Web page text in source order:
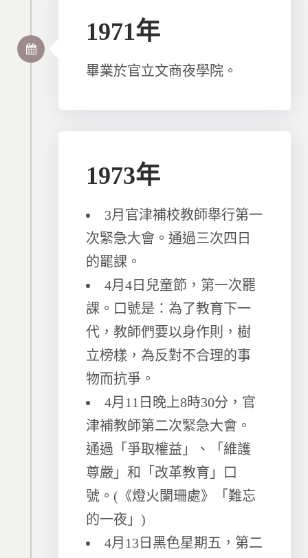
1971年
畢業於官立文商夜學院。
1973年
3月官津補校教師舉行第一
次緊急大會。通過三次四日
的罷課。
4月4日兒童節，第一次罷
課。口號是：為了教育下一
代，教師們要以身作則，樹
立榜樣，為反對不合理的事
物而抗爭。
4月11日晚上8時30分，官
津補教師第二次緊急大會。
通過「爭取權益」、「維護
尊嚴」和「改革教育」口
號。(《燈火闌珊處》「難忘
的一夜」)
4月13日黑色星期五，第二